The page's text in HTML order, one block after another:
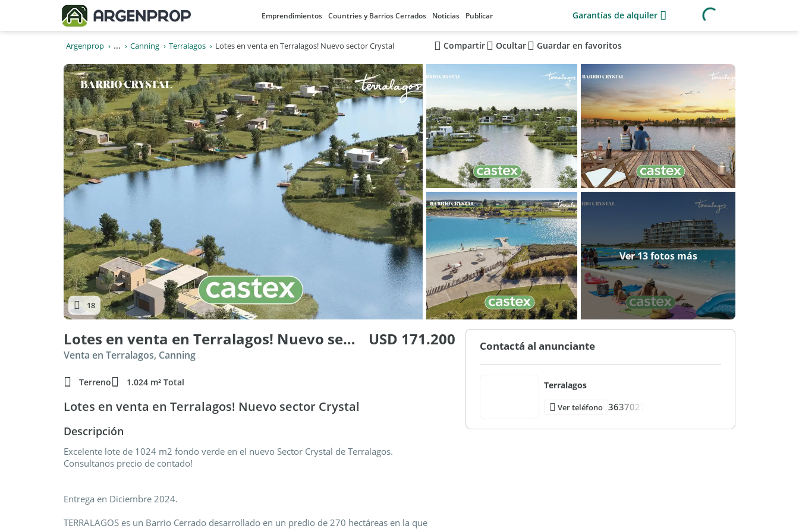
Emprendimientos Countries y Barrios Cerrados Noticias Publicar Garantías de alquiler
Argenprop ... Canning Terralagos Lotes en venta en Terralagos! Nuevo sector Crystal Compartir Ocultar Guardar en favoritos
Ver 13 fotos más
18
Lotes en venta en Terralagos! Nuevo sector Crystal USD 171.200
Venta en Terralagos, Canning
Terreno 1.024 m² Total
Lotes en venta en Terralagos! Nuevo sector Crystal
Descripción
Excelente lote de 1024 m2 fondo verde en el nuevo Sector Crystal de Terralagos.
Consultanos precio de contado!
Entrega en Diciembre 2024.
TERRALAGOS es un Barrio Cerrado desarrollado en un predio de 270 hectáreas en la que
Contactá al anunciante
Terralagos
Ver teléfono 3637027